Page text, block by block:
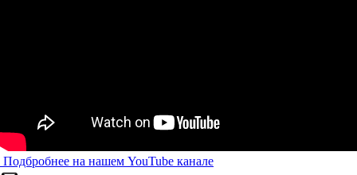
Подбробнее на нашем YouTube канале